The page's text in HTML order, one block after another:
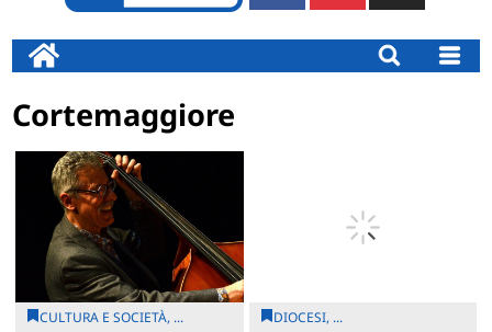
Cortemaggiore
CULTURA E SOCIETÀ, ... DIOCESI, ...